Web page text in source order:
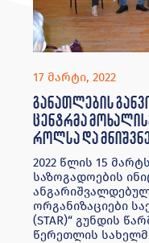
17 მარტი, 2022
განათლების
ცენტრმა
როლსა და
2022 წლის 15
საზოგადოების
ორგანიზაციები
(STAR)“ გუნდის
წერეთლის